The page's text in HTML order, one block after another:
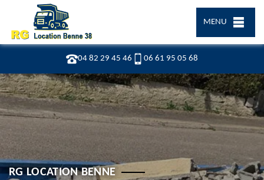
04 82 29 45 46 06 61 95 05 68
MENU
RG LOCATION BENNE